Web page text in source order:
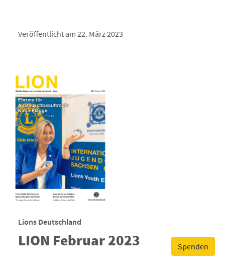
Spenden
Veröffentlicht am 22. März 2023
Lions Deutschland
LION Februar 2023